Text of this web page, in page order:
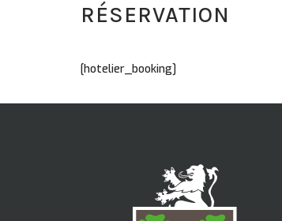
RÉSERVATION
[hotelier_booking]